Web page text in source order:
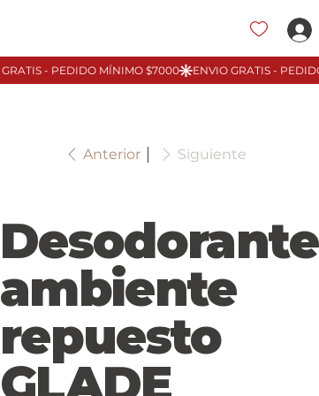
Anterior Siguiente
Desodorante
ambiente
repuesto